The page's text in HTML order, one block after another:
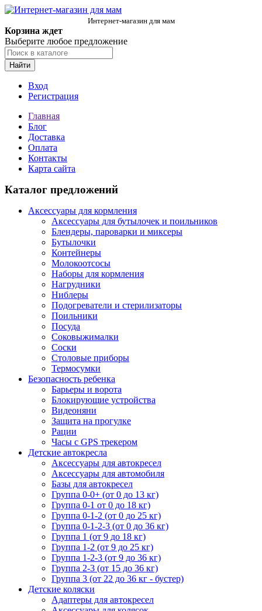
Интернет-магазин для мам
Корзина ждет
Выберите любое предложение
Найти
Вход
Регистрация
Главная
Блог
Доставка
Оплата
Контакты
Карта сайта
Каталог предложений
Аксессуары для кормления
Аксессуары для бутылочек и поильников
Блендеры, пароварки и миксеры
Бутылочки
Контейнеры
Молокоотсосы
Наборы для кормления
Нагрудники
Ниблеры
Подогреватели и стерилизаторы
Поильники
Посуда
Соковыжималки
Соски
Столовые приборы
Термосумки
Безопасность ребенка
Барьеры и ворота
Блокирующие устройства
Видеоняни
Защита на прогулке
Рации
Часы с GPS трекером
Детские автокресла
Аксессуары для автокресел
Аксессуары для автомобиля
Базы для автокресел
Группа 0-0+ (от 0 до 13 кг)
Группа 0-1 от 0 до 18 кг)
Группа 0-1-2 (от 0 до 25 кг)
Группа 0-1-2-3 (от 0 до 36 кг)
Группа 1 (от 9 до 18 кг)
Группа 1-2 (от 9 до 25 кг)
Группа 1-2-3 (от 9 до 36 кг)
Группа 2-3 (от 15 до 36 кг)
Группа 3 (от 22 до 36 кг - бустер)
Детские коляски
Адаптеры для автокресел